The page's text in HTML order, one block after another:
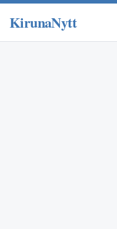
KirunaNytt